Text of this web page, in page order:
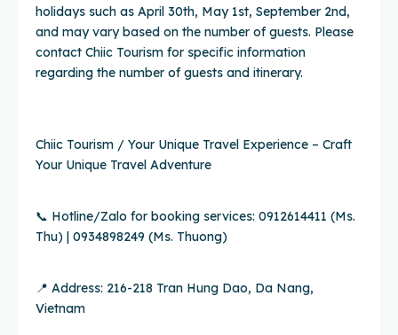
holidays such as April 30th, May 1st, September 2nd,
and may vary based on the number of guests. Please
contact Chiic Tourism for specific information
regarding the number of guests and itinerary.
Chiic Tourism / Your Unique Travel Experience – Craft
Your Unique Travel Adventure
📞 Hotline/Zalo for booking services: 0912614411 (Ms.
Thu) | 0934898249 (Ms. Thuong)
📍 Address: 216-218 Tran Hung Dao, Da Nang,
Vietnam